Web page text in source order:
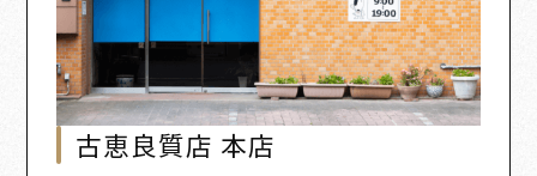
古恵良質店 本店